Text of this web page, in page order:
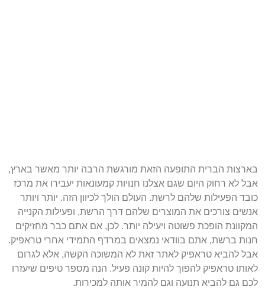
בארצות הברית התופעה הזאת מורגשת הרבה יותר מאשר בארץ,
אבל לא רחוק היום שגם אצלנו חנויות קמעונאות יעבירו את מרכז
כובד הפעילות שלהם לרשת. העולם הולך לכיוון הזה. יותר ויותר
אנשים צורכים את המוצרים שלהם דרך הרשת, ופעילות הקנייה
המקוונת הופכת פשוטה ויעילה יותר. לכן, אם אתם כבר מחזיקים
חנות ברשת, אתם בוודאי נמצאים במרדף התמידי אחרי טראפיק.
אבל להביא טראפיק לאתר זאת לא המשוכה הקשה, אלא לגרום
לאותו טראפיק להפוך להיות קונה פעיל. הנה מספר טיפים שיעזרו
לכם גם להביא תנועה וגם להמיר אותה למכירות.